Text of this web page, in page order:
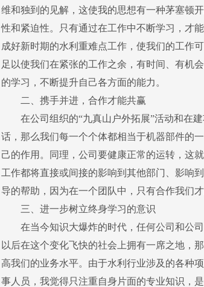
维和独到的见解，这使我的思想有一种茅塞顿
性和紧迫性。只有通过在工作中不断学习，才
成好新时期的水利重难点工作，使我们的工作
足以使我们在紧张的工作之余，有时间、有机
的学习，不断提升自己各方面的能力。
二、携手并进，合作才能共赢
在公司组织的“九真山户外拓展”活动和在建
话，那么我们每一个个体都相当于机器部件的
己的作用。同理，公司要健康正常的运转，这
工作都将直接或间接的影响到其他部门、影响
导的帮助，因为在一个团队中，只有合作我们
三、进一步树立终身学习的意识
在当今知识大爆炸的时代，任何公司和公司
以后在这个变化飞快的社会上拥有一席之地，
高我们的业务水平。由于水利行业涉及的各种
事人员，我觉得只注重自身片面的专业知识，